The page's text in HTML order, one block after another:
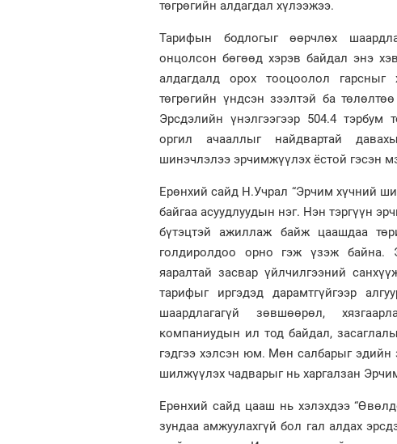
төгрөгийн алдагдал хүлээжээ.
Тарифын бодлогыг өөрчлөх
онцолсон бөгөөд хэрэв байдал энэ
алдагдалд орох тооцоолол
төгрөгийн үндсэн зээлтэй ба
Эрсдэлийн үнэлгээгээр 504.4 тэрбум
оргил ачааллыг найдвартай
шинэчлэлээ эрчимжүүлэх ёстой гэсэн
Ерөнхий сайд Н.Учрал “Эрчим хүчний
байгаа асуудлуудын нэг. Нэн тэргүүн
бүтэцтэй ажиллаж байж цаашдаа
голдиролдоо орно гэж үзэж байна.
яаралтай засвар үйлчилгээний
тарифыг иргэдэд дарамтгүйгээр
шаардлагагүй зөвшөөрөл,
компаниудын ил тод байдал,
гэдгээ хэлсэн юм. Мөн салбарыг эдийн
шилжүүлэх чадварыг нь харгалзан
Ерөнхий сайд цааш нь хэлэхдээ
зундаа амжуулахгүй бол гал алдах